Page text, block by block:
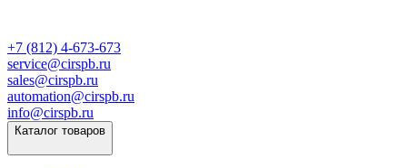
+7 (812) 4-673-673
service@cirspb.ru
sales@cirspb.ru
automation@cirspb.ru
info@cirspb.ru
Каталог товаров